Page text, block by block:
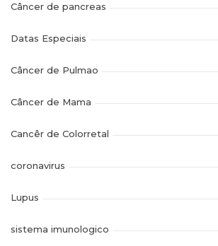
Câncer de pancreas
Datas Especiais
Câncer de Pulmao
Câncer de Mama
Cancêr de Colorretal
coronavirus
Lupus
sistema imunologico